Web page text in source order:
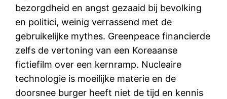
bezorgdheid en angst gezaaid bij bevolking
en politici, weinig verrassend met de
gebruikelijke mythes. Greenpeace financierde
zelfs de vertoning van een Koreaanse
fictiefilm over een kernramp. Nucleaire
technologie is moeilijke materie en de
doorsnee burger heeft niet de tijd en kennis